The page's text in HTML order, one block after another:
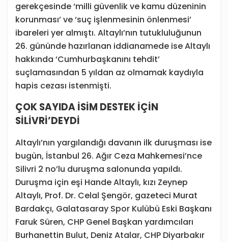
gerekçesinde ‘milli güvenlik ve kamu düzeninin
korunması’ ve ‘suç işlenmesinin önlenmesi’
ibareleri yer almıştı. Altaylı’nın tutukluluğunun
26. gününde hazırlanan iddianamede ise Altaylı
hakkında ‘Cumhurbaşkanını tehdit’
suçlamasından 5 yıldan az olmamak kaydıyla
hapis cezası istenmişti.
ÇOK SAYIDA İSİM DESTEK İÇİN
SİLİVRİ’DEYDİ
Altaylı’nın yargılandığı davanın ilk duruşması ise
bugün, İstanbul 26. Ağır Ceza Mahkemesi’nce
Silivri 2 no’lu duruşma salonunda yapıldı.
Duruşma için eşi Hande Altaylı, kızı Zeynep
Altaylı, Prof. Dr. Celal Şengör, gazeteci Murat
Bardakçı, Galatasaray Spor Kulübü Eski Başkanı
Faruk Süren, CHP Genel Başkan yardımcıları
Burhanettin Bulut, Deniz Atalar, CHP Diyarbakır